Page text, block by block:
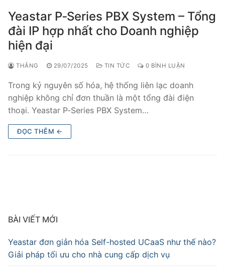
Yeastar P‑Series PBX System – Tổng
đài IP hợp nhất cho Doanh nghiệp
hiện đại
THẮNG 29/07/2025 TIN TỨC 0 BÌNH LUẬN
Trong kỷ nguyên số hóa, hệ thống liên lạc doanh
nghiệp không chỉ đơn thuần là một tổng đài điện
thoại. Yeastar P‑Series PBX System…
ĐỌC THÊM ←
BÀI VIẾT MỚI
Yeastar đơn giản hóa Self-hosted UCaaS như thế nào?
Giải pháp tối ưu cho nhà cung cấp dịch vụ